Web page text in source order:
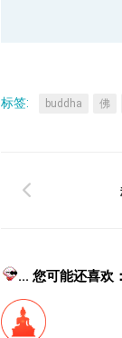
标签: buddha 佛
... 您可能还喜欢：